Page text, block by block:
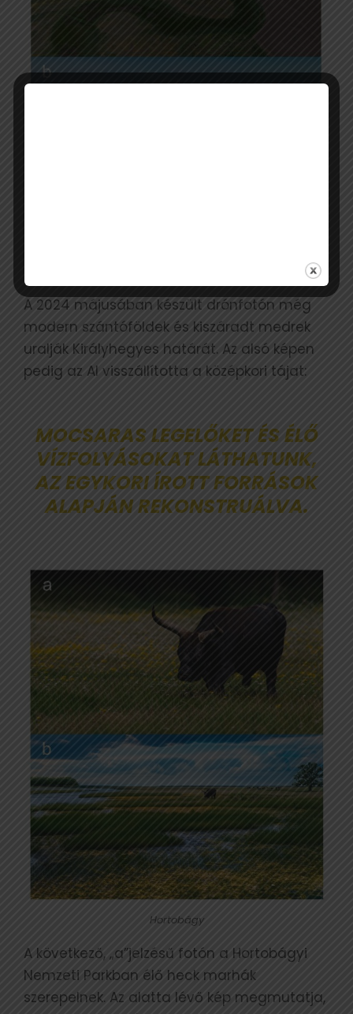
A 2024 májusában készült drónfotón még
modern szántóföldek és kiszáradt medrek
uralják Királyhegyes határát. Az alsó képen
pedig az AI visszállította a középkori tájat:
MOCSARAS LEGELŐKET ÉS ÉLŐ
VÍZFOLYÁSOKAT LÁTHATUNK,
AZ EGYKORI ÍROTT FORRÁSOK
ALAPJÁN REKONSTRUÁLVA.
Hortobágy
A következő, „a”jelzésű fotón a Hortobágyi
Nemzeti Parkban élő heck marhák
szerepelnek. Az alatta lévő kép megmutatja,